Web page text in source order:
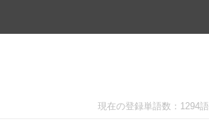
現在の登録単語数：1294語